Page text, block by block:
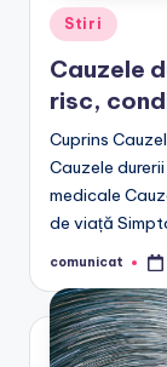
Posted
in
Stiri
Cauzele
risc,
Cuprins
Cauzele
medicale
de viață
Posted
comunicat